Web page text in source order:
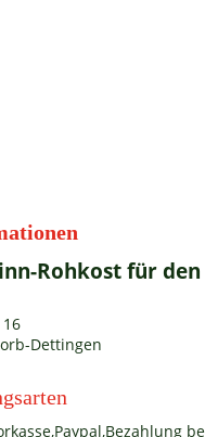
Rohkost für den
Dettingen